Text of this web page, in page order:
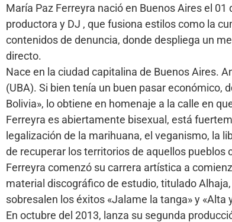
María Paz Ferreyra nació en Buenos Aires el
productora y DJ , que fusiona estilos como la
contenidos de denuncia, donde despliega un
directo.
Nace en la ciudad capitalina de Buenos Aires.
(UBA). Si bien tenía un buen pasar económico,
Bolivia», lo obtiene en homenaje a la calle en
Ferreyra es abiertamente bisexual, está
legalización de la marihuana, el veganismo, la
de recuperar los territorios de aquellos pueblos
Ferreyra comenzó su carrera artística a
material discográfico de estudio, titulado
sobresalen los éxitos «Jalame la tanga» y «Alta
En octubre del 2013, lanza su segunda